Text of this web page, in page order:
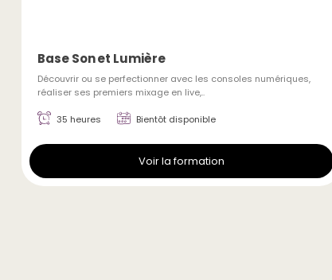
Base Son et Lumière
Découvrir ou se perfectionner avec les consoles numériques,
réaliser ses premiers mixage en live,..
35 heures Bientôt disponible
Voir la formation